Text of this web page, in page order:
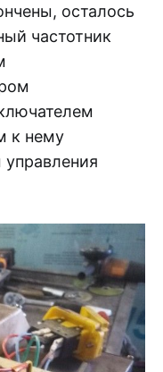
осталось
частотник
к нему